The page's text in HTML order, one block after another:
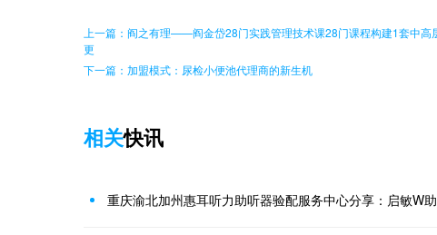
上一篇：阎之有理——阎金岱28门实践管理技术课28门课程构建1套中
更
下一篇：加盟模式：尿检小便池代理商的新生机
相关快讯
重庆渝北加州惠耳听力助听器验配服务中心分享：启敏W